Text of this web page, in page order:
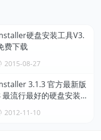
硬盘安装工具V3.
费下载
2015-08-27
3.1.3 官方最新版
流行最好的硬盘安装工
明
2012-11-10